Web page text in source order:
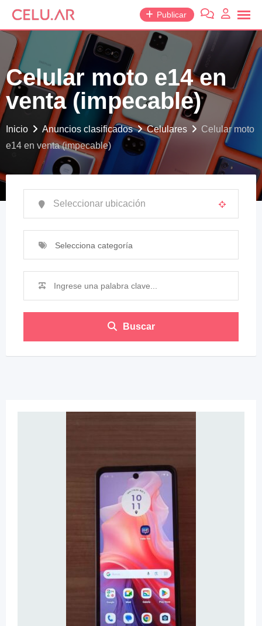
saltar
contenido
Publicar
Celular moto e14 en
venta (impecable)
Inicio Anuncios clasificados Celulares
Celular moto
e14 en venta (impecable)
Selecciona categoría
Buscar